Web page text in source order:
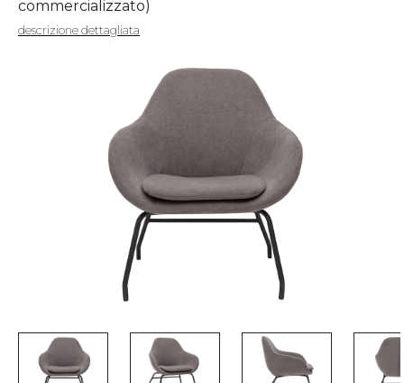
commercializzato)
descrizione dettagliata